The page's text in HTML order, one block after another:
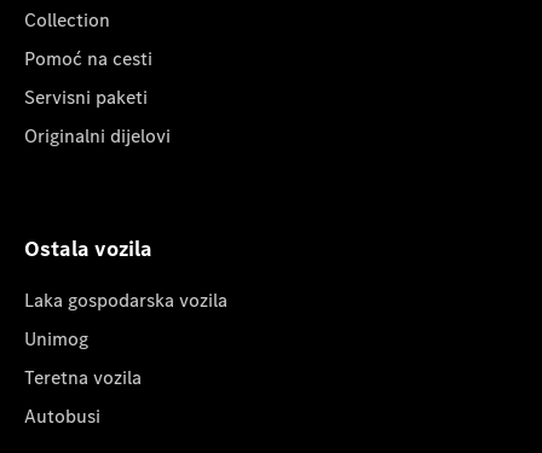
Collection
Pomoć na cesti
Servisni paketi
Originalni dijelovi
Ostala vozila
Laka gospodarska vozila
Unimog
Teretna vozila
Autobusi